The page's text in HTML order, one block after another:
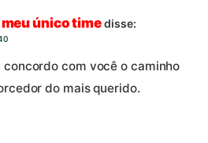
único timedisse:
concordo com você o caminho
do mais querido.